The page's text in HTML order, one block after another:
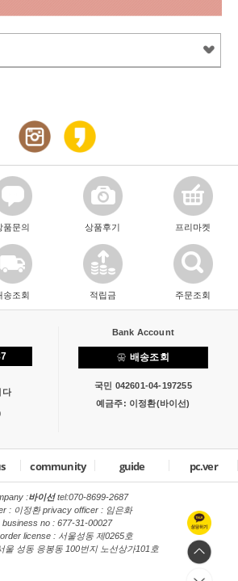
품문의 상품후기 프리마켓
송조회 적립금 주문조회
다
Bank Account
배송조회
국민 042601-04-197255
예금주: 이정환(바이선)
community guide pc.ver
:바이선tel:070-8699-2687
: 이정환 privacy officer : 임은화
business no : 677-31-00027
license : 서울성동 제0265호
울 성동 응봉동 100번지 노선상가101호